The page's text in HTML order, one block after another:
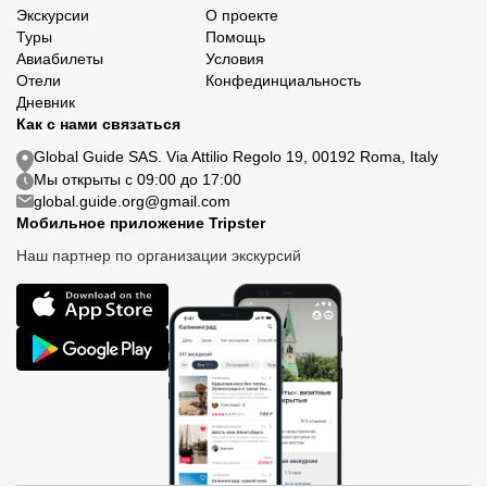
Экскурсии
Туры
Авиабилеты
Отели
Дневник
О проекте
Помощь
Условия
Конфединциальность
Как с нами связаться
Global Guide SAS. Via Attilio Regolo 19, 00192 Roma, Italy
Мы открыты с 09:00 до 17:00
global.guide.org@gmail.com
Мобильное приложение Tripster
Наш партнер по организации экскурсий